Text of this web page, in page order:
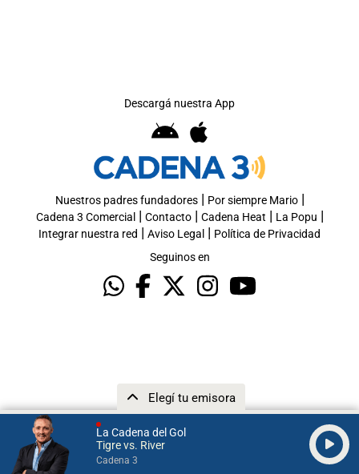
La Cadena del Gol
Tigre vs. River
Cadena 3
Elegí tu emisora
Descargá nuestra App
Nuestros padres fundadores| Por siempre Mario|
Cadena 3 Comercial | Contacto| Cadena Heat | La Popu |
Integrar nuestra red | Aviso Legal | Política de Privacidad
Seguinos en